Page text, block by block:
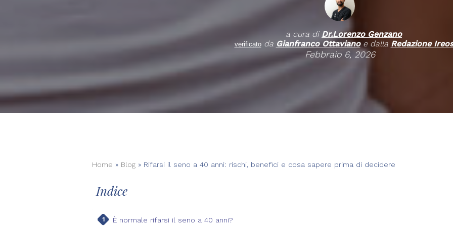
a cura di Dr.Lorenzo Genzano
verificatoda Gianfranco Ottavianoe dalla Redazione Ireos
Febbraio 6, 2026
Home » Blog » Rifarsi il seno a 40 anni: rischi, benefici e cosa sapere prima di decidere
Indice
È normale rifarsi il seno a 40 anni?